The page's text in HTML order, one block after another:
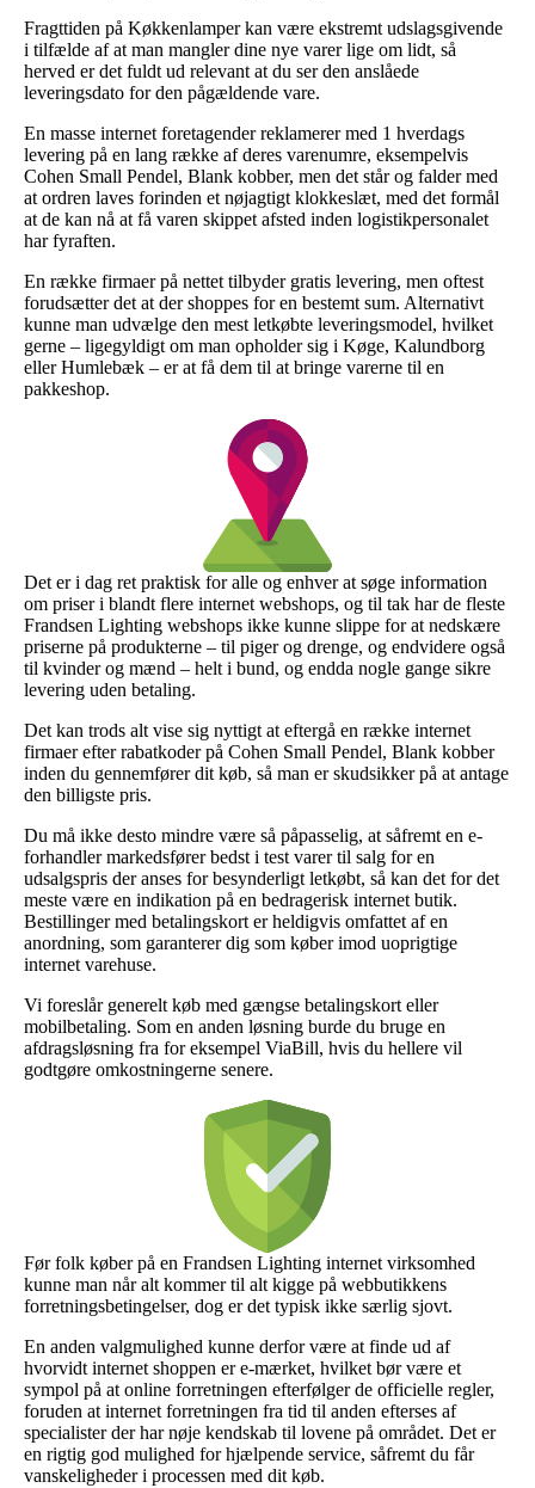
Fragttiden på Køkkenlamper kan være ekstremt udslagsgivende
i tilfælde af at man mangler dine nye varer lige om lidt, så
herved er det fuldt ud relevant at du ser den anslåede
leveringsdato for den pågældende vare.
En masse internet foretagender reklamerer med 1 hverdags
levering på en lang række af deres varenumre, eksempelvis
Cohen Small Pendel, Blank kobber, men det står og falder med
at ordren laves forinden et nøjagtigt klokkeslæt, med det formål
at de kan nå at få varen skippet afsted inden logistikpersonalet
har fyraften.
En række firmaer på nettet tilbyder gratis levering, men oftest
forudsætter det at der shoppes for en bestemt sum. Alternativt
kunne man udvælge den mest letkøbte leveringsmodel, hvilket
gerne – ligegyldigt om man opholder sig i Køge, Kalundborg
eller Humlebæk – er at få dem til at bringe varerne til en
pakkeshop.
Det er i dag ret praktisk for alle og enhver at søge information
om priser i blandt flere internet webshops, og til tak har de fleste
Frandsen Lighting webshops ikke kunne slippe for at nedskære
priserne på produkterne – til piger og drenge, og endvidere også
til kvinder og mænd – helt i bund, og endda nogle gange sikre
levering uden betaling.
Det kan trods alt vise sig nyttigt at eftergå en række internet
firmaer efter rabatkoder på Cohen Small Pendel, Blank kobber
inden du gennemfører dit køb, så man er skudsikker på at antage
den billigste pris.
Du må ikke desto mindre være så påpasselig, at såfremt en e-
forhandler markedsfører bedst i test varer til salg for en
udsalgspris der anses for besynderligt letkøbt, så kan det for det
meste være en indikation på en bedragerisk internet butik.
Bestillinger med betalingskort er heldigvis omfattet af en
anordning, som garanterer dig som køber imod uoprigtige
internet varehuse.
Vi foreslår generelt køb med gængse betalingskort eller
mobilbetaling. Som en anden løsning burde du bruge en
afdragsløsning fra for eksempel ViaBill, hvis du hellere vil
godtgøre omkostningerne senere.
Før folk køber på en Frandsen Lighting internet virksomhed
kunne man når alt kommer til alt kigge på webbutikkens
forretningsbetingelser, dog er det typisk ikke særlig sjovt.
En anden valgmulighed kunne derfor være at finde ud af
hvorvidt internet shoppen er e-mærket, hvilket bør være et
sympol på at online forretningen efterfølger de officielle regler,
foruden at internet forretningen fra tid til anden efterses af
specialister der har nøje kendskab til lovene på området. Det er
en rigtig god mulighed for hjælpende service, såfremt du får
vanskeligheder i processen med dit køb.